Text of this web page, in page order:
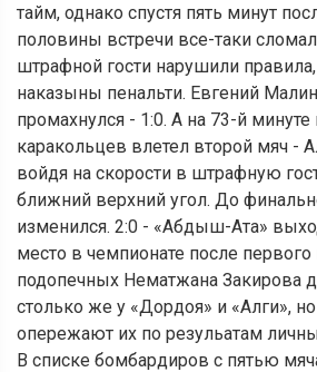
тайм, однако спустя пять минут
половины встречи все-таки
штрафной гости нарушили
наказыны пенальти. Евгений
промахнулся - 1:0. А на 73-й минуте
каракольцев влетел второй мяч -
войдя на скорости в штрафную
ближний верхний угол. До
изменился. 2:0 - «Абдыш-Ата»
место в чемпионате после первого
подопечных Нематжана Закирова
столько же у «Дордоя» и «Алги»,
опережают их по резульатам
В списке бомбардиров с пятью